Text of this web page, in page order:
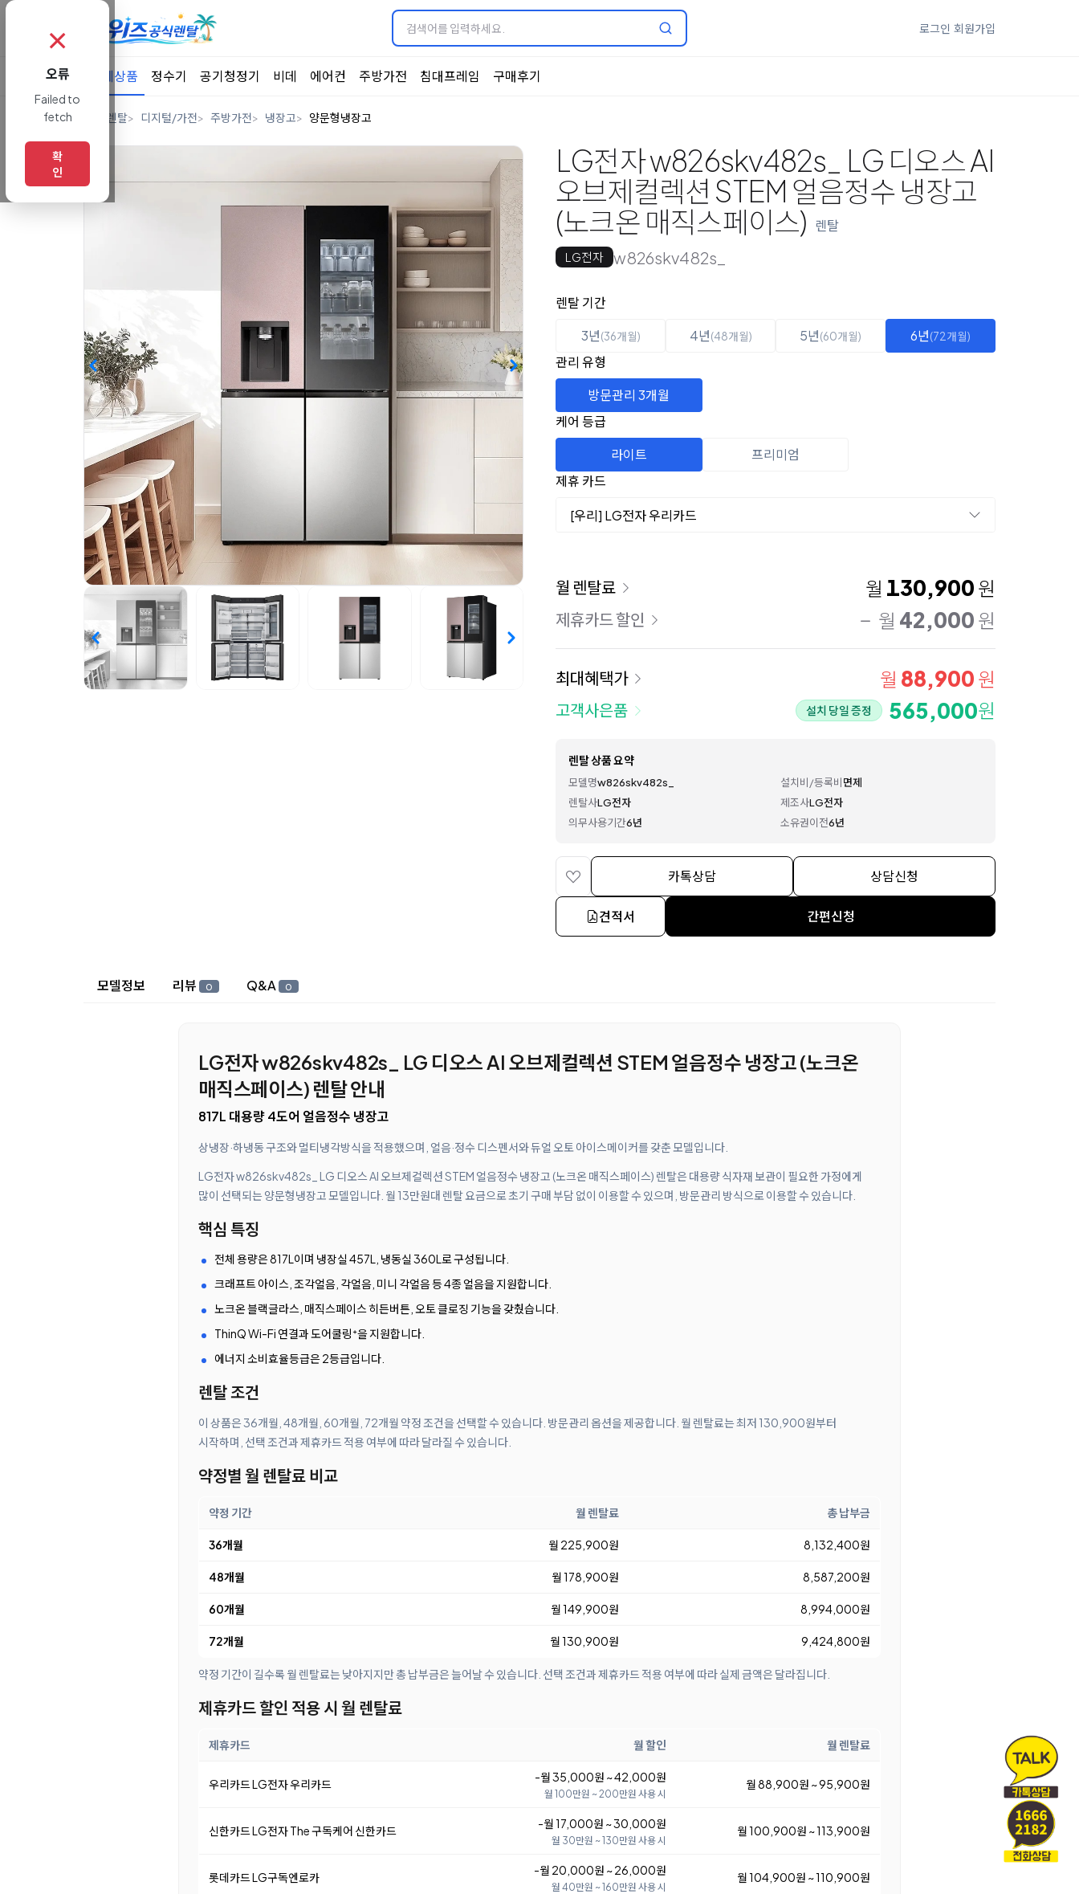
로그인 회원가입
전체상품 정수기 공기청정기 비데 에어컨 주방가전 침대프레임 구매후기
렌탈 디지털/가전 주방가전 냉장고 양문형냉장고
LG전자 w826skv482s_ LG 디오스 AI
오브제컬렉션 STEM 얼음정수 냉장고
(노크온 매직스페이스) 렌탈
LG전자 w826skv482s_
옵션 선택
렌탈 선택
렌탈 기간
3년(36개월) 4년(48개월) 5년(60개월) 6년(72개월)
관리 유형
방문관리 3개월
케어 등급
라이트
프리미엄
제휴 카드
[우리] LG전자 우리카드
이용 요금
월 렌탈료 월 130,900 원
제휴카드 할인 월 42,000 원
최대혜택가 월 88,900 원
고객사은품 설치 당일 증정 565,000원
렌탈 상품 요약
모델명w826skv482s_ 설치비/등록비면제
렌탈사LG전자 제조사LG전자
의무사용기간6년 소유권이전6년
카톡상담 상담신청
견적서 간편신청
상세 정보
모델정보 리뷰 0 Q&A 0
LG전자 w826skv482s_ LG 디오스 AI 오브제컬렉션 STEM 얼음정수 냉장고 (노크온
매직스페이스) 렌탈 안내
817L 대용량 4도어 얼음정수 냉장고
상냉장·하냉동 구조와 멀티냉각방식을 적용했으며, 얼음·정수 디스펜서와 듀얼 오토 아이스메이커를 갖춘 모델입니다.
LG전자 w826skv482s_ LG 디오스 AI 오브제컬렉션 STEM 얼음정수 냉장고 (노크온 매직스페이스) 렌탈은 대용량 식자재 보관이 필요한 가정에게
많이 선택되는 양문형냉장고 모델입니다. 월 13만원대 렌탈 요금으로 초기 구매 부담 없이 이용할 수 있으며, 방문관리 방식으로 이용할 수 있습니다.
핵심 특징
전체 용량은 817L이며 냉장실 457L, 냉동실 360L로 구성됩니다.
크래프트 아이스, 조각얼음, 각얼음, 미니 각얼음 등 4종 얼음을 지원합니다.
노크온 블랙글라스, 매직스페이스 히든버튼, 오토 클로징 기능을 갖췄습니다.
ThinQ Wi-Fi 연결과 도어쿨링⁺을 지원합니다.
에너지 소비효율등급은 2등급입니다.
렌탈 조건
이 상품은 36개월, 48개월, 60개월, 72개월 약정 조건을 선택할 수 있습니다. 방문관리 옵션을 제공합니다. 월 렌탈료는 최저 130,900원부터
시작하며, 선택 조건과 제휴카드 적용 여부에 따라 달라질 수 있습니다.
약정별 월 렌탈료 비교
약정 기간 월 렌탈료 총 납부금
36개월 월 225,900원 8,132,400원
48개월 월 178,900원 8,587,200원
60개월 월 149,900원 8,994,000원
72개월 월 130,900원 9,424,800원
약정 기간이 길수록 월 렌탈료는 낮아지지만 총 납부금은 늘어날 수 있습니다. 선택 조건과 제휴카드 적용 여부에 따라 실제 금액은 달라집니다.
제휴카드 할인 적용 시 월 렌탈료
제휴카드 월 할인 월 렌탈료
우리카드 LG전자 우리카드 -월 35,000원 ~ 42,000원
월 100만원 ~ 200만원 사용 시
월 88,900원 ~ 95,900원
신한카드 LG전자 The 구독케어 신한카드 -월 17,000원 ~ 30,000원
월 30만원 ~ 130만원 사용 시
월 100,900원 ~ 113,900원
롯데카드 LG구독엔로카 -월 20,000원 ~ 26,000원
월 40만원 ~ 160만원 사용 시
월 104,900원 ~ 110,900원
✗
오류
Failed to
fetch
확
인